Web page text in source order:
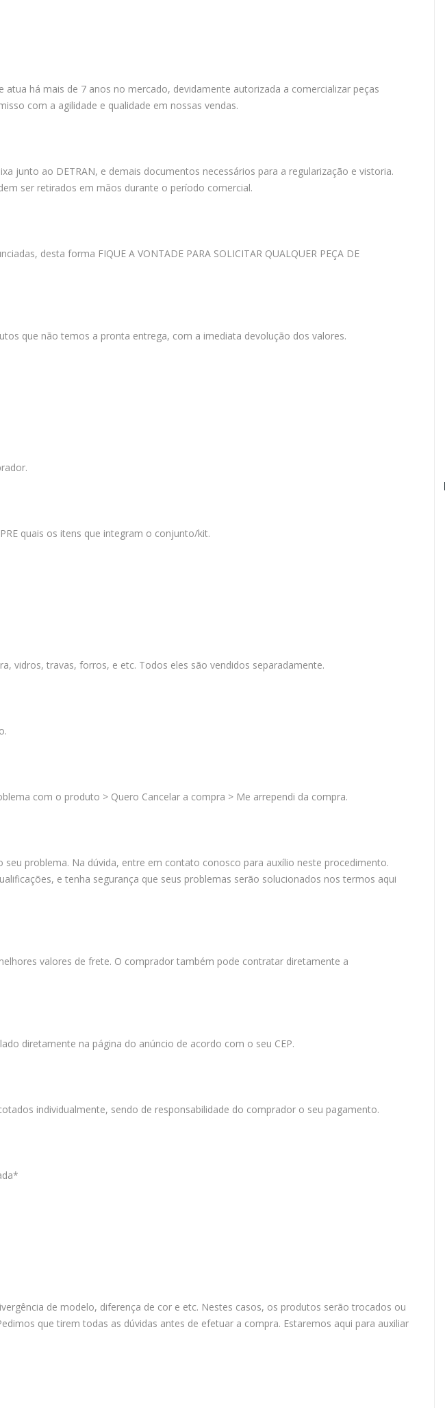
há mais de 7 anos no mercado, devidamente autorizada a comercializar peças
com a agilidade e qualidade em nossas vendas.
junto ao DETRAN, e demais documentos necessários para a regularização e vistoria.
ser retirados em mãos durante o período comercial.
desta forma FIQUE A VONTADE PARA SOLICITAR QUALQUER PEÇA DE
que não temos a pronta entrega, com a imediata devolução dos valores.
quais os itens que integram o conjunto/kit.
vidros, travas, forros, e etc. Todos eles são vendidos separadamente.
com o produto > Quero Cancelar a compra > Me arrependi da compra.
problema. Na dúvida, entre em contato conosco para auxílio neste procedimento.
e tenha segurança que seus problemas serão solucionados nos termos aqui
valores de frete. O comprador também pode contratar diretamente a
diretamente na página do anúncio de acordo com o seu CEP.
individualmente, sendo de responsabilidade do comprador o seu pagamento.
de modelo, diferença de cor e etc. Nestes casos, os produtos serão trocados ou
que tirem todas as dúvidas antes de efetuar a compra. Estaremos aqui para auxiliar